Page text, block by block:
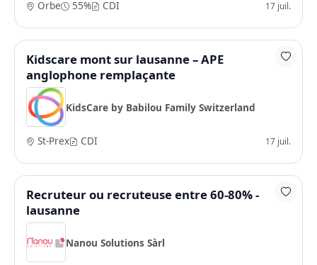
Orbe 55% CDI 17 juil.
Kidscare mont sur lausanne – APE
anglophone remplaçante
KidsCare by Babilou Family Switzerland
St-Prex CDI 17 juil.
Recruteur ou recruteuse entre 60-80% -
lausanne
Nanou Solutions Sàrl